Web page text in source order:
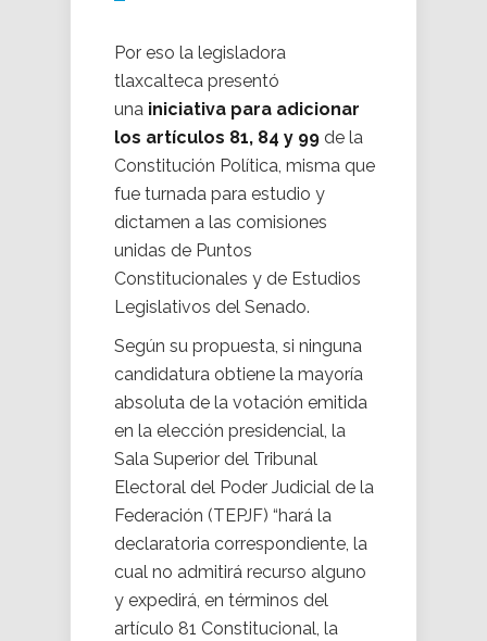
Por eso la legisladora
tlaxcalteca presentó
una iniciativa para adicionar
los artículos 81, 84 y 99 de la
Constitución Política, misma que
fue turnada para estudio y
dictamen a las comisiones
unidas de Puntos
Constitucionales y de Estudios
Legislativos del Senado.
Según su propuesta, si ninguna
candidatura obtiene la mayoría
absoluta de la votación emitida
en la elección presidencial, la
Sala Superior del Tribunal
Electoral del Poder Judicial de la
Federación (TEPJF) “hará la
declaratoria correspondiente, la
cual no admitirá recurso alguno
y expedirá, en términos del
artículo 81 Constitucional, la